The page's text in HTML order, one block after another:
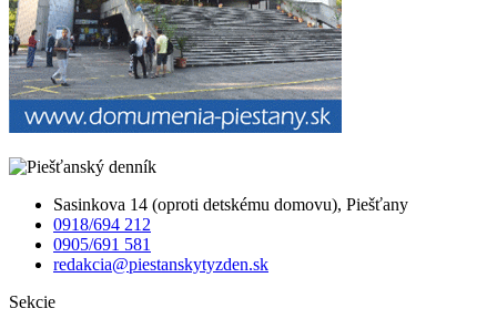
Sasinkova 14 (oproti detskému domovu), Piešťany
0918/694 212
0905/691 581
redakcia@piestanskytyzden.sk
Sekcie